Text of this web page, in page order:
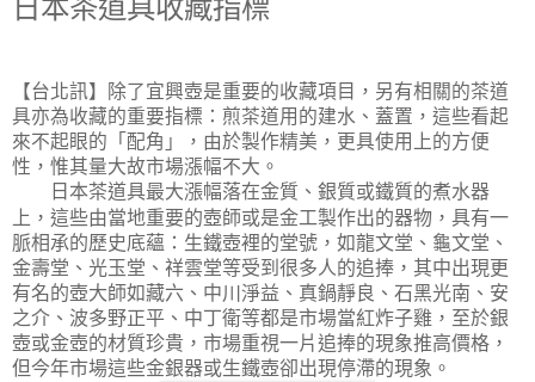
日本茶道具收藏指標
【台北訊】除了宜興壺是重要的收藏項目，另有相關的茶道
具亦為收藏的重要指標：煎茶道用的建水、蓋置，這些看起
來不起眼的「配角」，由於製作精美，更具使用上的方便
性，惟其量大故市場漲幅不大。
日本茶道具最大漲幅落在金質、銀質或鐵質的煮水器
上，這些由當地重要的壺師或是金工製作出的器物，具有一
脈相承的歷史底蘊：生鐵壺裡的堂號，如龍文堂、龜文堂、
金壽堂、光玉堂、祥雲堂等受到很多人的追捧，其中出現更
有名的壺大師如藏六、中川淨益、真鍋靜良、石黑光南、安
之介、波多野正平、中丁衛等都是市場當紅炸子雞，至於銀
壺或金壺的材質珍貴，市場重視一片追捧的現象推高價格，
但今年市場這些金銀器或生鐵壺卻出現停滯的現象。